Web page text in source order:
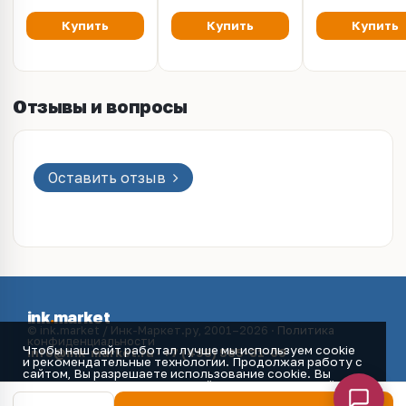
Купить Купить Купить
Отзывы и вопросы
Оставить отзыв
ink.market
© ink.market / Инк-Маркет.ру, 2001–2026 · Политика
конфиденциальности
info@ink-market.ru·+7 (495) 565-31-09
Чтобы наш сайт работал лучше мы используем cookie
и рекомендательные технологии. Продолжая работу с
сайтом, Вы разрешаете использование cookie. Вы
всегда можете отключить файлы cookie в настройках
Вашего браузера.